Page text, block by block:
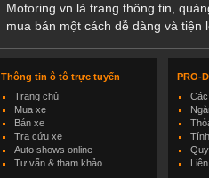
Motoring.vn là trang thông tin,
mua bán một cách dễ dàng và tiện
Thông tin ô tô trực tuyến
Trang chủ
Mua xe
Bán xe
Tra cứu xe
Auto shows online
Tư vấn & tham khảo
PRO-